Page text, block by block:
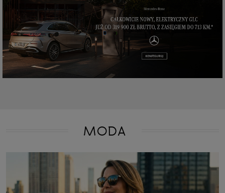
które przeglądarka wysyła do serwera przy każdorazowym wejściu na
stronę z tego urządzenia, podczas gdy odwiedzasz strony w Internecie.
Szczegółową informację na temat plików cookie i ich funkcjonowania
znajdziesz
pod tym linkiem
. Pod tym linkiem znajdziesz także informację
o tym jak zmienić ustawienia przeglądarki, aby ograniczyć lub wyłączyć
funkcjonowanie plików cookies itp. oraz jak usunąć takie pliki z Twojego
urządzenia.
Twoje uprawnienia
Przysługują Ci następujące uprawnienia wobec Twoich danych i ich
2. Masz również prawo żądania dostępu do Twoich danych osobowych, ich
sprostowania, usunięcia lub ograniczenia przetwarzania, prawo do
oraz prawo do wniesienia skargi do organu nadzorczego, którym w Polsce
jest Prezes Urzędu Ochrony Danych Osobowych.
Pod tym adresem
znajdziesz dodatkowe informacje dotyczące przetwarzania danych i
MODA